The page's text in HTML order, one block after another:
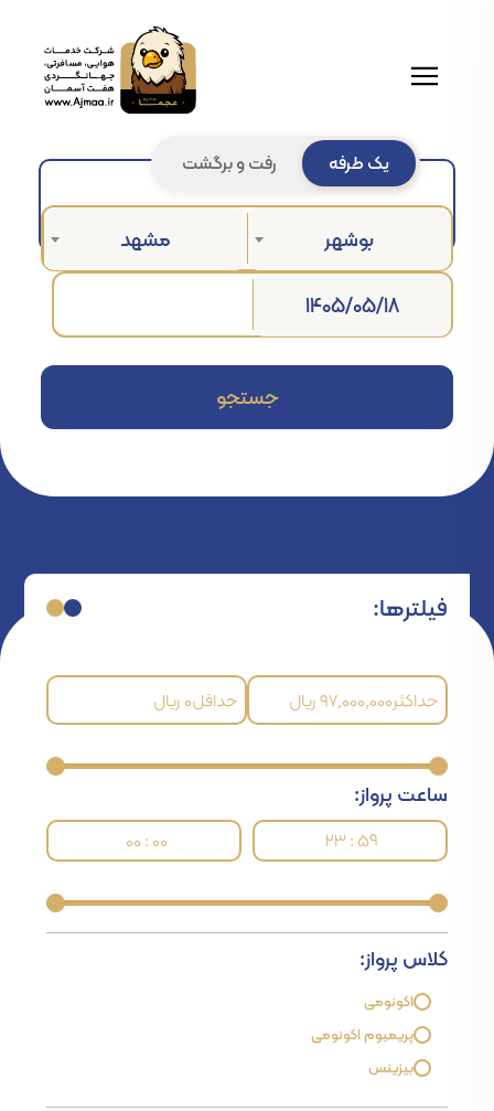
یک طرفه رفت و برگشت
بوشهر مشهد
جستجو
فیلترها:
حداکثر۹۷٬۰۰۰٬۰۰۰ریال حداقل۰ریال
ساعت پرواز:
23 : 59
00 : 00
کلاس پرواز:
اکونومی
پریمیوم اکونومی
بیزینس